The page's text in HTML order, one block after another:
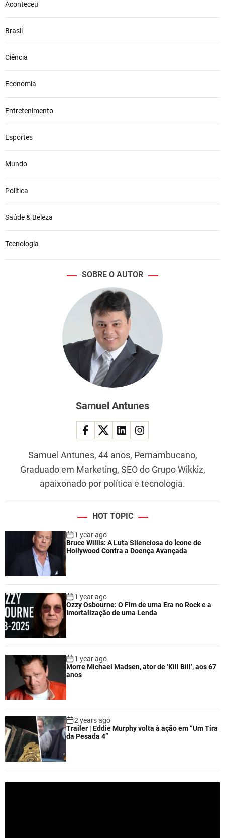
Aconteceu
Brasil
Ciência
Economia
Entretenimento
Esportes
Mundo
Política
Saúde & Beleza
Tecnologia
SOBRE O AUTOR
Samuel Antunes
Samuel Antunes, 44 anos, Pernambucano,
Graduado em Marketing, SEO do Grupo Wikkiz,
apaixonado por política e tecnologia.
HOT TOPIC
1 year ago
Bruce Willis: A Luta Silenciosa do Ícone de
Hollywood Contra a Doença Avançada
1 year ago
Ozzy Osbourne: O Fim de uma Era no Rock e a
Imortalização de uma Lenda
1 year ago
Morre Michael Madsen, ator de ‘Kill Bill’, aos 67
anos
2 years ago
Trailer | Eddie Murphy volta à ação em “Um Tira
da Pesada 4”